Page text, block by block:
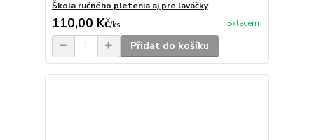
Škola ručného pletenia aj pre laváčky
110,00 Kč/ks Skladem
Přidat do košíku